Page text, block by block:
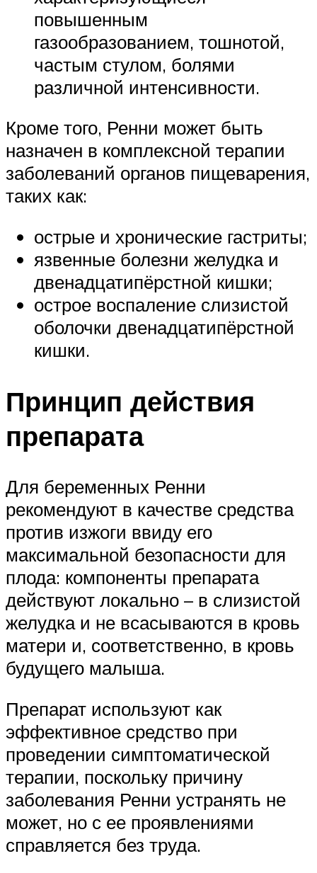
повышенным
газообразованием, тошнотой,
частым стулом, болями
различной интенсивности.
Кроме того, Ренни может быть
назначен в комплексной терапии
заболеваний органов пищеварения,
таких как:
острые и хронические гастриты;
язвенные болезни желудка и
двенадцатипёрстной кишки;
острое воспаление слизистой
оболочки двенадцатипёрстной
кишки.
Принцип действия
препарата
Для беременных Ренни
рекомендуют в качестве средства
против изжоги ввиду его
максимальной безопасности для
плода: компоненты препарата
действуют локально – в слизистой
желудка и не всасываются в кровь
матери и, соответственно, в кровь
будущего малыша.
Препарат используют как
эффективное средство при
проведении симптоматической
терапии, поскольку причину
заболевания Ренни устранять не
может, но с ее проявлениями
справляется без труда.